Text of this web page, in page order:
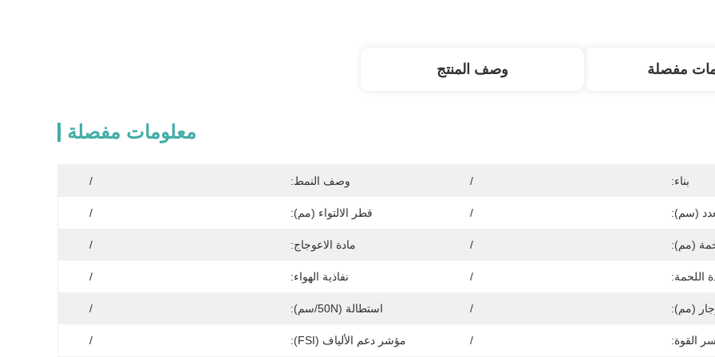
مفصلة وصف المنتج
معلومات مفصلة
بناء: / وصف النمط: /
(سم): / قطر الالتواء (مم): /
(مم): / مادة الاعوجاج: /
اللحمة: / نفاذية الهواء: /
(مم): / استطالة (50N/سم): /
القوة: / مؤشر دعم الألياف (FSI): /